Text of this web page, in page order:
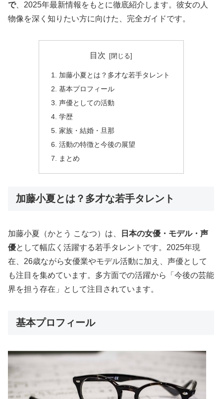
で、2025年最新情報をもとに徹底紹介します。彼女の人
物像を深く知りたい方に向けた、完全ガイドです。
目次
加藤小夏とは？多才な若手タレント
基本プロフィール
声優としての活動
学歴
家族・結婚・旦那
活動の特徴と今後の展望
まとめ
加藤小夏とは？多才な若手タレント
加藤小夏（かとう こなつ）は、
日本の女優・モデル・声
優として幅広く活躍する若手タレントです。2025年現
在、26歳ながら女優業やモデル活動に加え、声優として
も注目を集めています。多方面での活躍から「今後の芸能
界を担う存在」として注目されています。
基本プロフィール